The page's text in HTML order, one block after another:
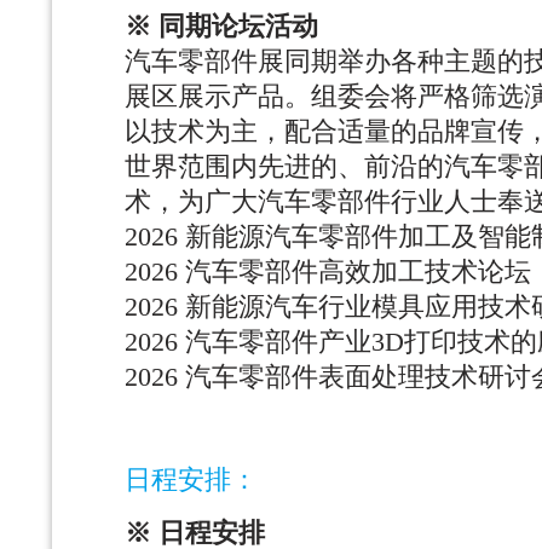
※ 同期论坛活动
汽车零部件展同期举办各种主题的
展区展示产品。组委会将严格筛选
以技术为主，配合适量的品牌宣传
世界范围内先进的、前沿的汽车零
术，为广大汽车零部件行业人士奉
2026 新能源汽车零部件加工及智能
2026 汽车零部件高效加工技术论坛
2026 新能源汽车行业模具应用技术
2026 汽车零部件产业3D打印技术
2026 汽车零部件表面处理技术研讨
日程安排：
※ 日程安排